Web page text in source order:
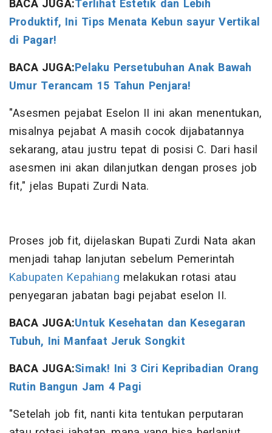
BACA JUGA:Terlihat Estetik dan Lebih
Produktif, Ini Tips Menata Kebun sayur Vertikal
di Pagar!
BACA JUGA:Pelaku Persetubuhan Anak Bawah
Umur Terancam 15 Tahun Penjara!
"Asesmen pejabat Eselon II ini akan menentukan,
misalnya pejabat A masih cocok dijabatannya
sekarang, atau justru tepat di posisi C. Dari hasil
asesmen ini akan dilanjutkan dengan proses job
fit," jelas Bupati Zurdi Nata.
Proses job fit, dijelaskan Bupati Zurdi Nata akan
menjadi tahap lanjutan sebelum Pemerintah
Kabupaten Kepahiang melakukan rotasi atau
penyegaran jabatan bagi pejabat eselon II.
BACA JUGA:Untuk Kesehatan dan Kesegaran
Tubuh, Ini Manfaat Jeruk Songkit
BACA JUGA:Simak! Ini 3 Ciri Kepribadian Orang
Rutin Bangun Jam 4 Pagi
"Setelah job fit, nanti kita tentukan perputaran